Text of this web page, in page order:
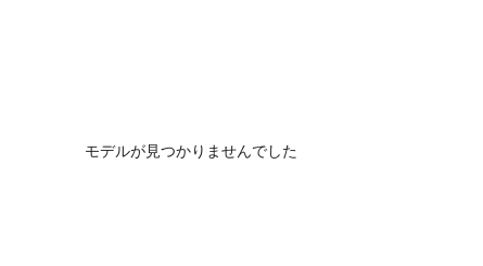
モデルが見つかりませんでした